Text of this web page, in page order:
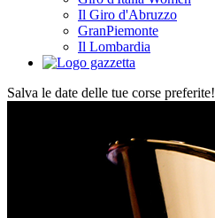
Il Giro d'Abruzzo
GranPiemonte
Il Lombardia
Salva le date delle tue corse preferite!